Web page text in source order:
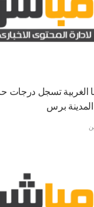
الغربية تسجل درجات
المدينة برس